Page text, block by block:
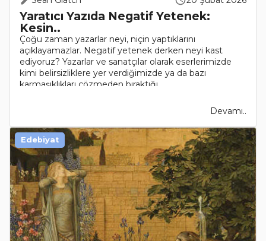
Yaratıcı Yazıda Negatif Yetenek:
Kesin..
Çoğu zaman yazarlar neyi, niçin yaptıklarını
açıklayamazlar. Negatif yetenek derken neyi kast
ediyoruz? Yazarlar ve sanatçılar olarak eserlerimizde
kimi belirsizliklere yer verdiğimizde ya da bazı
karmaşıklıkları çözmeden bıraktığı..
Devamı..
Edebiyat